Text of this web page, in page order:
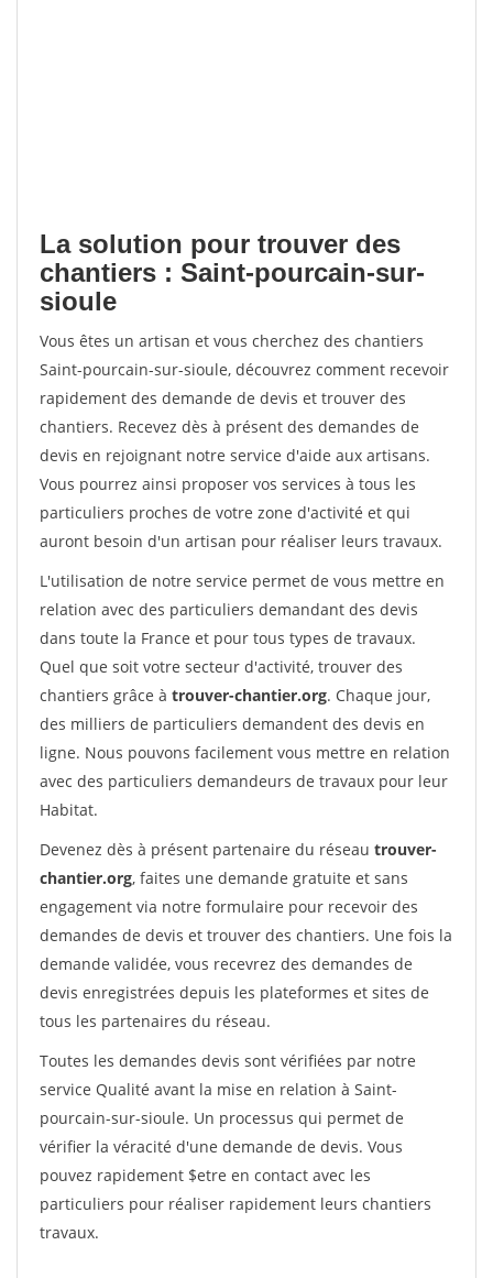
La solution pour trouver des
chantiers : Saint-pourcain-sur-
sioule
Vous êtes un artisan et vous cherchez des chantiers
Saint-pourcain-sur-sioule, découvrez comment recevoir
rapidement des demande de devis et trouver des
chantiers. Recevez dès à présent des demandes de
devis en rejoignant notre service d'aide aux artisans.
Vous pourrez ainsi proposer vos services à tous les
particuliers proches de votre zone d'activité et qui
auront besoin d'un artisan pour réaliser leurs travaux.
L'utilisation de notre service permet de vous mettre en
relation avec des particuliers demandant des devis
dans toute la France et pour tous types de travaux.
Quel que soit votre secteur d'activité, trouver des
chantiers grâce à trouver-chantier.org. Chaque jour,
des milliers de particuliers demandent des devis en
ligne. Nous pouvons facilement vous mettre en relation
avec des particuliers demandeurs de travaux pour leur
Habitat.
Devenez dès à présent partenaire du réseau trouver-
chantier.org, faites une demande gratuite et sans
engagement via notre formulaire pour recevoir des
demandes de devis et trouver des chantiers. Une fois la
demande validée, vous recevrez des demandes de
devis enregistrées depuis les plateformes et sites de
tous les partenaires du réseau.
Toutes les demandes devis sont vérifiées par notre
service Qualité avant la mise en relation à Saint-
pourcain-sur-sioule. Un processus qui permet de
vérifier la véracité d'une demande de devis. Vous
pouvez rapidement $etre en contact avec les
particuliers pour réaliser rapidement leurs chantiers
travaux.